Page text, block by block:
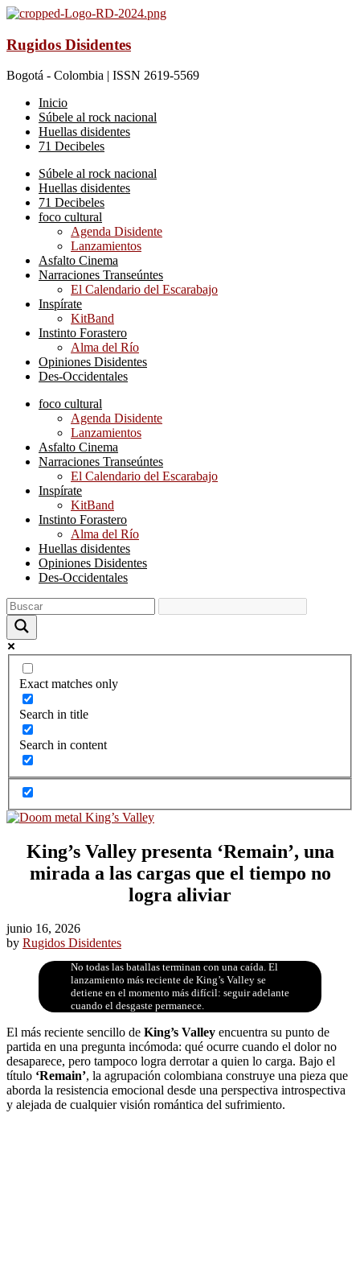
Rugidos Disidentes
Bogotá - Colombia | ISSN 2619-5569
Inicio
Súbele al rock nacional
Huellas disidentes
71 Decibeles
Súbele al rock nacional
Huellas disidentes
71 Decibeles
foco cultural
Agenda Disidente
Lanzamientos
Asfalto Cinema
Narraciones Transeúntes
El Calendario del Escarabajo
Inspírate
KitBand
Instinto Forastero
Alma del Río
Opiniones Disidentes
Des-Occidentales
foco cultural
Agenda Disidente
Lanzamientos
Asfalto Cinema
Narraciones Transeúntes
El Calendario del Escarabajo
Inspírate
KitBand
Instinto Forastero
Alma del Río
Huellas disidentes
Opiniones Disidentes
Des-Occidentales
Exact matches only
Search in title
Search in content
King’s Valley presenta ‘Remain’, una
mirada a las cargas que el tiempo no
logra aliviar
junio 16, 2026
by Rugidos Disidentes
No todas las batallas terminan con una caída. El
lanzamiento más reciente de King’s Valley se
detiene en el momento más difícil: seguir adelante
cuando el desgaste permanece.
El más reciente sencillo de King’s Valley encuentra su punto de
partida en una pregunta incómoda: qué ocurre cuando el dolor no
desaparece, pero tampoco logra derrotar a quien lo carga. Bajo el
título ‘Remain’, la agrupación colombiana construye una pieza que
aborda la resistencia emocional desde una perspectiva introspectiva
y alejada de cualquier visión romántica del sufrimiento.